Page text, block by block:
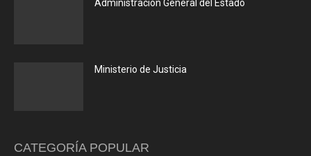
Administración General del Estado
Ministerio de Justicia
CATEGORÍA POPULAR